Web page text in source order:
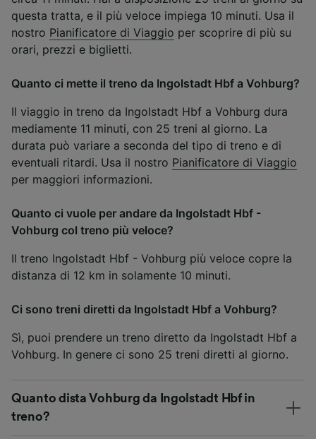
questa tratta, e il più veloce impiega 10 minuti. Usa il
nostro Pianificatore di Viaggio per scoprire di più su
orari, prezzi e biglietti.
Quanto ci mette il treno da Ingolstadt Hbf a Vohburg?
Il viaggio in treno da Ingolstadt Hbf a Vohburg dura
mediamente 11 minuti, con 25 treni al giorno. La
durata può variare a seconda del tipo di treno e di
eventuali ritardi. Usa il nostro Pianificatore di Viaggio
per maggiori informazioni.
Quanto ci vuole per andare da Ingolstadt Hbf -
Vohburg col treno più veloce?
Il treno Ingolstadt Hbf - Vohburg più veloce copre la
distanza di 12 km in solamente 10 minuti.
Ci sono treni diretti da Ingolstadt Hbf a Vohburg?
Sì, puoi prendere un treno diretto da Ingolstadt Hbf a
Vohburg. In genere ci sono 25 treni diretti al giorno.
Quanto dista Vohburg da Ingolstadt Hbf in
treno?